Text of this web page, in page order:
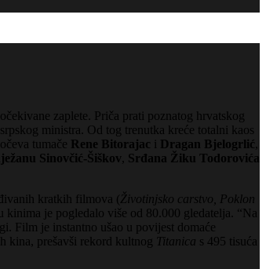
zaplete. Priča prati poznatog hrvatskog
ministra. Od tog trenutka kreće totalni kaos
tumače Rene Bitorajac i Dragan Bjelogrlić,
Sinovčić-Šiškov, Srđana Žiku Todorovića
kratkih filmova (Životinjsko carstvo, Poklon
kinima je pogledalo više od 80.000 gledatelja. “Na
Film je instantno ušao u povijest domaće
kina, prešavši rekord kultnog Titanica s 495 tisuća